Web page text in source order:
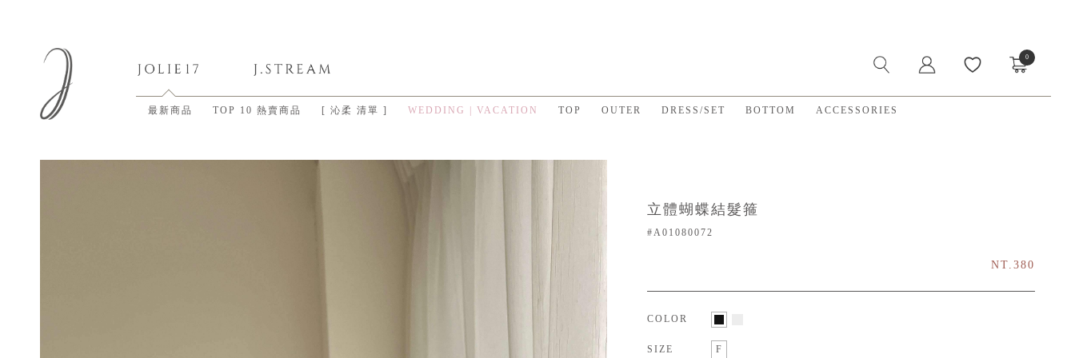
最新商品 TOP 10 熱賣商品 [ 沁柔 清單 ] WEDDING | VACATION TOP OUTER DRESS/SET BOTTOM ACCESSORIES
0
立體蝴蝶結髮箍
#A01080072
NT.380
COLOR
SIZE F